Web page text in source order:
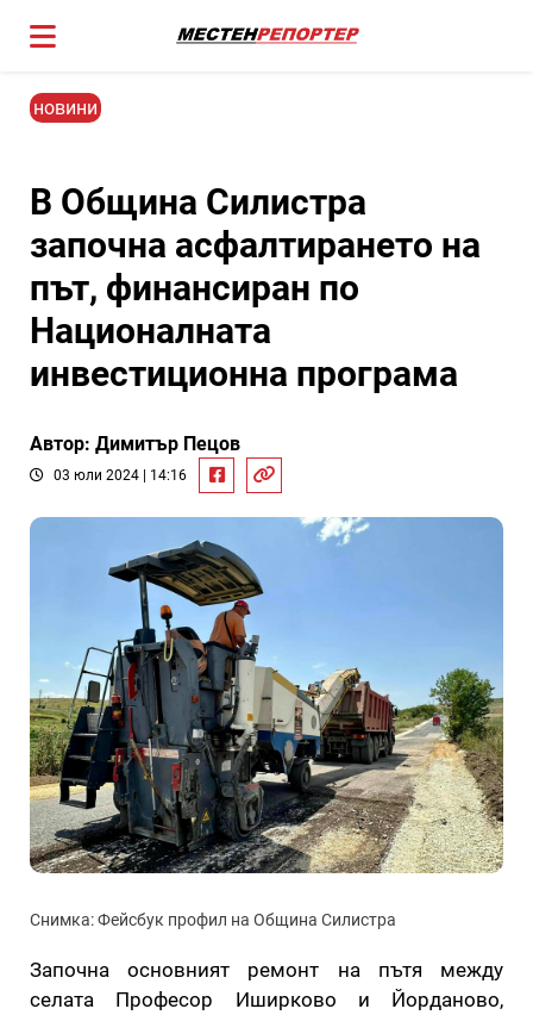
новини
В Община Силистра
започна асфалтирането на
път, финансиран по
Националната
инвестиционна програма
Автор: Димитър Пецов
03 юли 2024 | 14:16
Снимка: Фейсбук профил на Община Силистра
Започна основният ремонт на пътя между
селата Професор Иширково и Йорданово,